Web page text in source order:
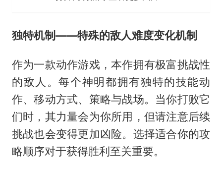
独特机制——特殊的敌人难度变化机制
作为一款动作游戏，本作拥有极富挑战性
的敌人。每个神明都拥有独特的技能动
作、移动方式、策略与战场。当你打败它
们时，其力量会为你所用，但请注意后续
挑战也会变得更加凶险。选择适合你的攻
略顺序对于获得胜利至关重要。